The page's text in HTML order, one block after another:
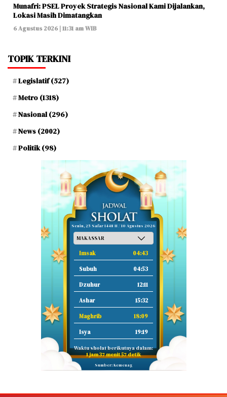
Munafri: PSEL Proyek Strategis Nasional Kami Dijalankan,
Lokasi Masih Dimatangkan
6 Agustus 2026 | 11:31 am WIB
TOPIK TERKINI
Legislatif(527)
Metro (1318)
Nasional(296)
News (2002)
Politik(98)
Senin, 25 Safar 1448 H / 10 Agustus 2026
Imsak 04:43
Subuh 04:53
Dzuhur 12:11
Ashar 15:32
Maghrib 18:09
Isya 19:19
Waktu sholat berikutnya dalam:
1 jam 37 menit 56 detik
Sumber: Kemenag